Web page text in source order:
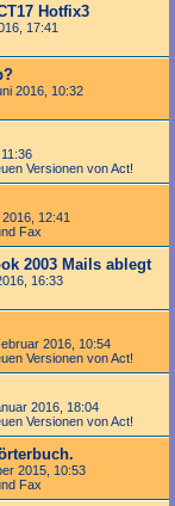
Hotfix3
17:41
2016, 10:32
Versionen von Act!
12:41
Fax
2003 Mails ablegt
16:33
2016, 10:54
Versionen von Act!
2016, 18:04
Versionen von Act!
2015, 10:53
Fax